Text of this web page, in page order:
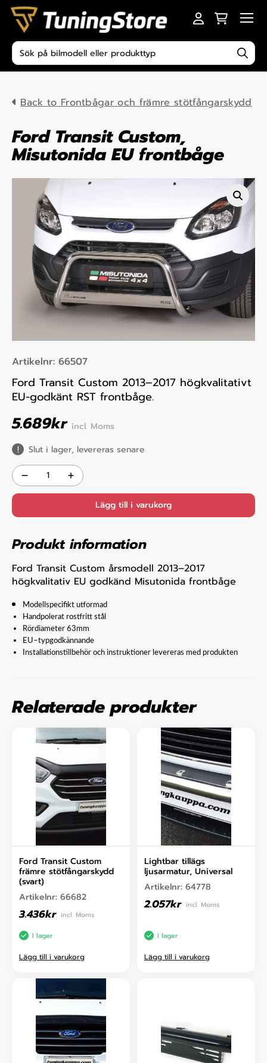
Skip to content
Produktsökning
Back to Frontbågar och främre stötfångarskydd
Ford Transit Custom,
Misutonida EU frontbåge
Artikelnr: 66507
Ford Transit Custom 2013–2017 högkvalitativt
EU-godkänt RST frontbåge.
5.689kr incl. Moms
Slut i lager, levereras senare
Lägg till i varukorg
Produkt information
Ford Transit Custom årsmodell 2013–2017
högkvalitativ EU godkänd Misutonida frontbåge
Modellspecifikt utformad
Handpolerat rostfritt stål
Rördiameter 63mm
EU–typgodkännande
Installationstillbehör och instruktioner levereras med produkten
Relaterade produkter
Ford Transit Custom
främre stötfångarskydd
(svart)
Artikelnr: 66682
3.436kr incl. Moms
I lager
Lägg till i varukorg
Lightbar tillägs
ljusarmatur, Universal
Artikelnr: 64778
2.057kr incl. Moms
I lager
Lägg till i varukorg